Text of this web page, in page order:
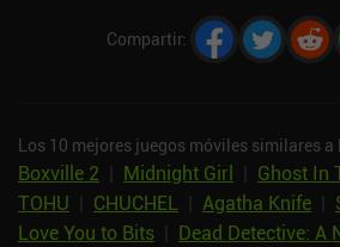
Compartir:
Los 10 mejores juegos móviles similares a
Boxville 2 Midnight Girl Ghost In
TOHU
CHUCHEL Agatha Knife
Love You to Bits
Dead Detective: A